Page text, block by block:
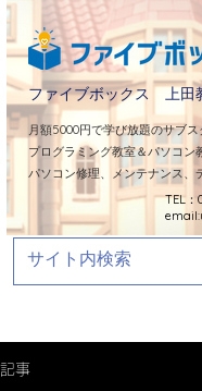
ファイブボックス 上田
月額5000円で学び放題のサブ
プログラミング教室＆パソコン
パソコン修理、メンテナンス
TEL：
email:
記事